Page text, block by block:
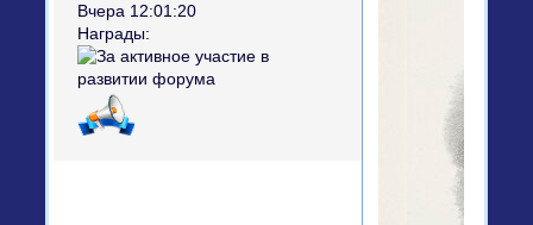
Вчера 12:01:20
Награды: